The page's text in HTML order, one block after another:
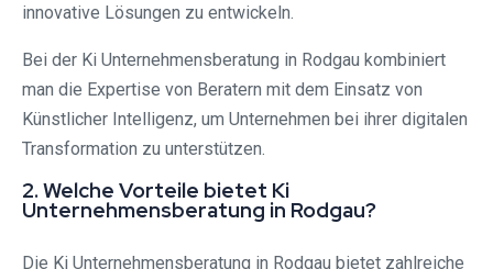
innovative Lösungen zu entwickeln.
Bei der Ki Unternehmensberatung in Rodgau kombiniert
man die Expertise von Beratern mit dem Einsatz von
Künstlicher Intelligenz, um Unternehmen bei ihrer digitalen
Transformation zu unterstützen.
2. Welche Vorteile bietet Ki
Unternehmensberatung in Rodgau?
Die Ki Unternehmensberatung in Rodgau bietet zahlreiche